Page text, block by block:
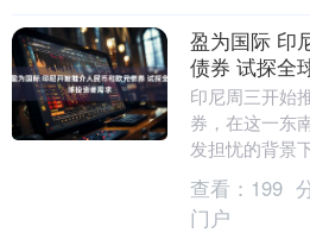
盈为国际 印
债券 试探全
印尼周三开始
券，在这一东
发担忧的背景
意愿。据知情
行基准规模，
查看： 199
门户